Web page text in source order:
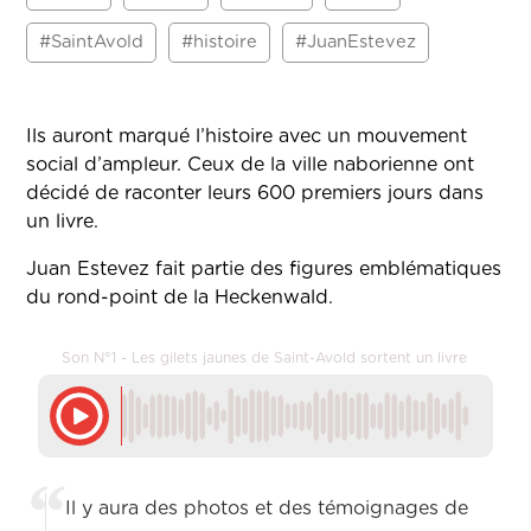
#SaintAvold #histoire #JuanEstevez
Ils auront marqué l’histoire avec un mouvement
social d’ampleur. Ceux de la ville naborienne ont
décidé de raconter leurs 600 premiers jours dans
un livre.
Juan Estevez fait partie des figures emblématiques
du rond-point de la Heckenwald.
Son N°1 - Les gilets jaunes de Saint-Avold sortent un livre
Il y aura des photos et des témoignages de